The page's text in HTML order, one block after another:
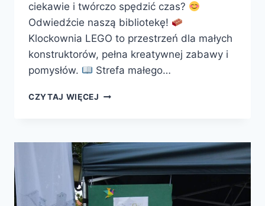
ciekawie i twórczo spędzić czas?
Odwiedźcie naszą bibliotekę!
Klockownia LEGO to przestrzeń dla małych
konstruktorów, pełna kreatywnej zabawy i
pomysłów.
Strefa małego…
CZYTAJ WIĘCEJ ZAPRASZAMY
DO
BIBLIOTEKI
PUBLICZNEJ
W
GOŁDAPI